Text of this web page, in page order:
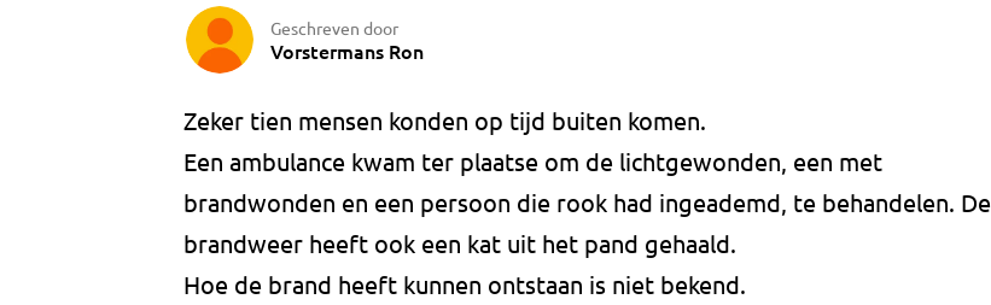
Geschreven door
Vorstermans Ron
Zeker tien mensen konden op tijd buiten komen.
Een ambulance kwam ter plaatse om de lichtgewonden, een met
brandwonden en een persoon die rook had ingeademd, te behandelen. De
brandweer heeft ook een kat uit het pand gehaald.
Hoe de brand heeft kunnen ontstaan is niet bekend.